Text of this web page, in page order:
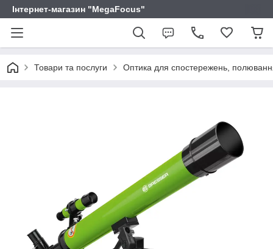
Інтернет-магазин "MegaFocus"
Товари та послуги Оптика для спостережень,